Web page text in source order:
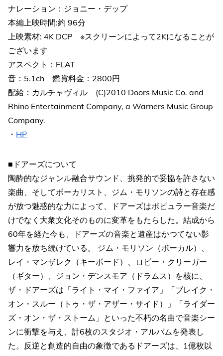
ナレーション：ジョニー・デップ
本編上映時間:約 96分
上映素材: 4K DCP ※スクリーンによって2Kになることが
ございます
アスペクト：FLAT
音：5.1ch 鑑賞料金：2800円
配給：カルチャヴィル (C)︎2010 Doors Music Co. and
Rhino Entertainment Company, a Warners Music Group
Company.
・ HP
■ドアーズについて
陶酔的なジャンル融合サウンド、挑発的で妥協を許さない
楽曲、そしてボーカリスト、ジム・モリソンの詩と存在感
が放つ魅惑的な力によって、ドアーズはポピュラー音楽だ
けでなく大衆文化そのものに変革をもたらした。結成から
60年を経た今も、ドアーズの音楽と遺産はかつてない影
響力を放ち続けている。 ジム・モリソン（ボーカル）、
レイ・マンザレク（キーボード）、ロビー・クリーガー
（ギター）、ジョン・デンスモア（ドラムス）を核に、
ザ・ドアーズは「ライト・マイ・ファイア」「ブレイク・
オン・スルー（トゥ・ザ・アザー・サイド）」「ライダー
ズ・オン・ザ・ストーム」といった不朽の名曲で音楽シー
ンに衝撃を与え、計6枚のスタジオ・アルバムを発表し
た。反逆と創造的自由の象徴であるドアーズは、1億枚以